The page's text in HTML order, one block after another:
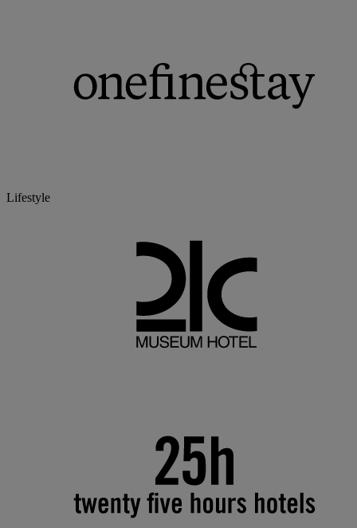
Lifestyle